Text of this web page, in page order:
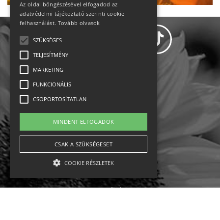
Állásajánlatok
Impresszum-kapcsolat
Jogi nyilatkozat
English
Az oldal böngészésével elfogadod az
adatvédelmi tájékoztató szerinti cookie
felhasználást. Tovább olvasok
SZÜKSÉGES
TELJESÍTMÉNY
MARKETING
FUNKCIONÁLIS
CSOPORTOSÍTATLAN
MINDENT ELFOGADOK
CSAK A SZÜKSÉGESET
COOKIE RÉSZLETEK